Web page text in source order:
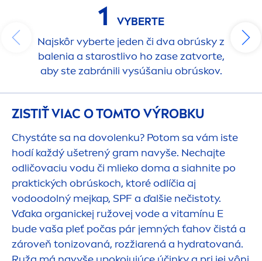
1
VYBERTE
Najskôr vyberte jeden či dva obrúsky z
balenia a starostlivo ho zase zatvorte,
aby ste zabránili vysúšaniu obrúskov.
ZISTIŤ VIAC O TOMTO VÝROBKU
Chystáte sa na dovolenku? Potom sa vám iste
hodí každý ušetrený gram navyše. Nechajte
odličovaciu vodu či mlieko doma a siahnite po
praktických obrúskoch, ktoré odlíčia aj
vodoodolný mejkap, SPF a ďalšie nečistoty.
Vďaka organickej ružovej vode a vitamínu E
bude vaša pleť počas pár jemných ťahov čistá a
zároveň tonizovaná, rozžiarená a hydratovaná.